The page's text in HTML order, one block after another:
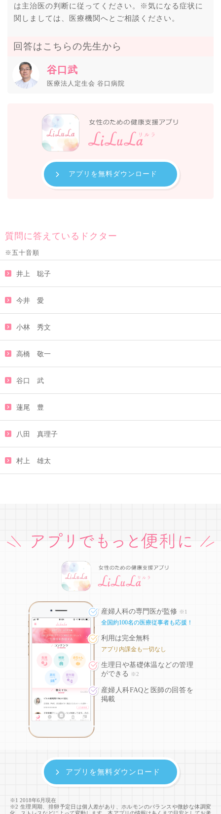
は主治医の判断に従ってください。※気になる症状に
関しましては、医療機関へとご相談ください。
回答はこちらの先生から
谷口武
医療法人定生会 谷口病院
アプリを無料ダウンロード
質問に答えているドクター
※五十音順
井上 聡子
今井 愛
小林 秀文
高橋 敬一
谷口 武
蓮尾 豊
八田 真理子
村上 雄太
産婦人科の専門医が監修 ※1
全国約100名の医療従事者も応援！
利用は完全無料
アプリ内課金も一切なし
生理日や基礎体温などの管理
ができる
※2
産婦人科FAQと医師の回答を
掲載
※1 2018年6月現在
※2 生理周期、排卵予定日は個人差があり、ホルモンのバランスや微妙な体調変
アプリを無料ダウンロード